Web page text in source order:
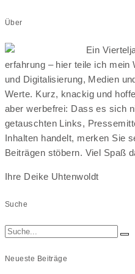
Über
Ein
erfahrung – hier teile ich mein
und Digitalisierung, Medien
Werte. Kurz, knackig und
aber werbefrei: Dass es sich
getauschten Links,
Inhalten handelt, merken Sie
Beiträgen stöbern. Viel Spaß
Ihre Deike Uhtenwoldt
Suche
Neueste Beiträge